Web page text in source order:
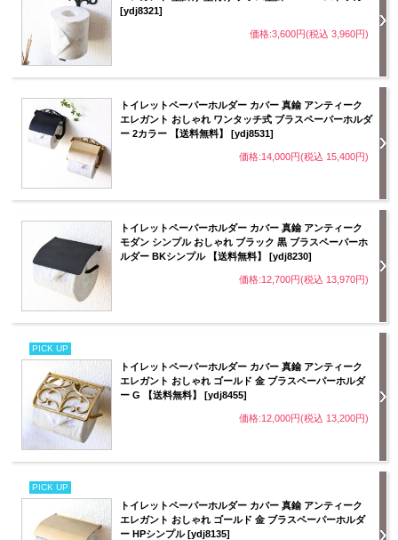
[ydj8321]
価格:3,600円(税込 3,960円)
トイレットペーパーホルダー カバー 真鍮 アンティーク
エレガント おしゃれ ワンタッチ式 ブラスペーパーホルダ
ー 2カラー 【送料無料】 [ydj8531]
価格:14,000円(税込 15,400円)
トイレットペーパーホルダー カバー 真鍮 アンティーク
モダン シンプル おしゃれ ブラック 黒 ブラスペーパーホ
ルダー BKシンプル 【送料無料】 [ydj8230]
価格:12,700円(税込 13,970円)
PICK UP
トイレットペーパーホルダー カバー 真鍮 アンティーク
エレガント おしゃれ ゴールド 金 ブラスペーパーホルダ
ー G 【送料無料】 [ydj8455]
価格:12,000円(税込 13,200円)
PICK UP
トイレットペーパーホルダー カバー 真鍮 アンティーク
エレガント おしゃれ ゴールド 金 ブラスペーパーホルダ
ー HPシンプル [ydj8135]